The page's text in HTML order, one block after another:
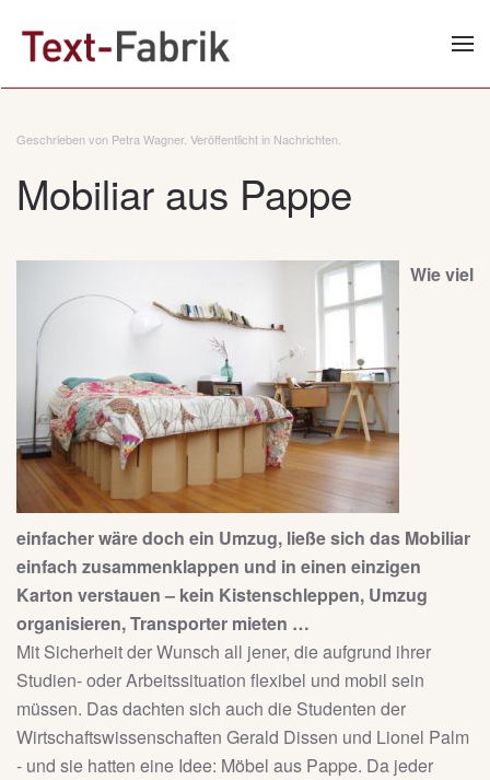
Zum Hauptinhalt springen
Geschrieben von Petra Wagner. Veröffentlicht in Nachrichten
Mobiliar aus Pappe
Wie viel
einfacher wäre doch ein Umzug, ließe sich das Mobiliar
einfach zusammenklappen und in einen einzigen
Karton verstauen – kein Kistenschleppen, Umzug
organisieren, Transporter mieten …
Mit Sicherheit der Wunsch all jener, die aufgrund ihrer
Studien- oder Arbeitssituation flexibel und mobil sein
müssen. Das dachten sich auch die Studenten der
Wirtschaftswissenschaften Gerald Dissen und Lionel Palm
- und sie hatten eine Idee: Möbel aus Pappe. Da jeder